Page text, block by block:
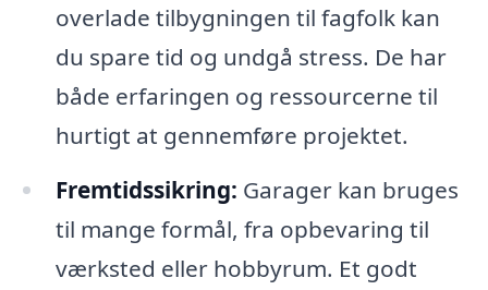
overlade tilbygningen til fagfolk kan
du spare tid og undgå stress. De har
både erfaringen og ressourcerne til
hurtigt at gennemføre projektet.
Fremtidssikring: Garager kan bruges
til mange formål, fra opbevaring til
værksted eller hobbyrum. Et godt